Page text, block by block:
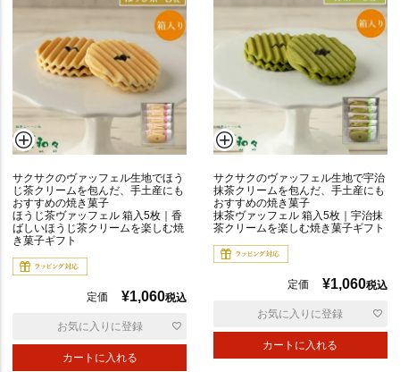
サクサクのヴァッフェル生地でほう
じ茶クリームを包んだ、手土産にも
おすすめの焼き菓子
ほうじ茶ヴァッフェル 箱入5枚｜香
ばしいほうじ茶クリームを楽しむ焼
き菓子ギフト
定価 ¥1,060税込
カートに入れる
お気に入りに登録
サクサクのヴァッフェル生地で宇治
抹茶クリームを包んだ、手土産にも
おすすめの焼き菓子
抹茶ヴァッフェル 箱入5枚｜宇治抹
茶クリームを楽しむ焼き菓子ギフト
定価 ¥1,060税込
カートに入れる
お気に入りに登録